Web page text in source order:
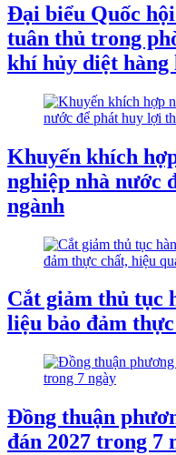
Đại biểu Quốc
tuân thủ trong
khí hủy diệt hàng
Khuyến khích
nghiệp nhà nước
ngành
Cắt giảm thủ tục
liệu bảo đảm
Đồng thuận
đán 2027 trong 7